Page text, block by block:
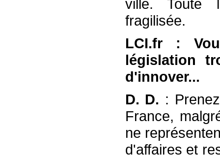
ville. Toute
fragilisée.
LCI.fr :
législation
d'innover...
D. D. :
France,
ne
d'affaires et